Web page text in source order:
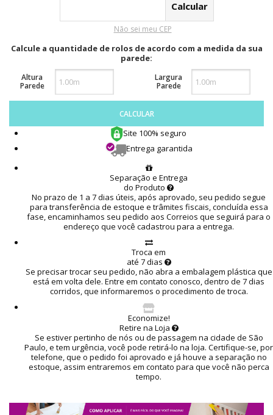
Não sei meu CEP
Calcule a quantidade de rolos de acordo com a medida da sua
parede:
Altura
Parede
Largura
Parede
CALCULAR
Site 100% seguro
Entrega garantida
Separação e Entrega
do Produto
No prazo de 1 a 7 dias úteis, após aprovado, seu pedido segue
para transferência de estoque e trâmites fiscais, concluída essa
fase, encaminhamos seu pedido aos Correios que seguirá para o
endereço que você cadastrou para a entrega.
Troca em
até 7 dias
Se precisar trocar seu pedido, não abra a embalagem plástica que
está em volta dele. Entre em contato conosco, dentro de 7 dias
corridos, que informaremos o procedimento de troca.
Economize!
Retire na Loja
Se estiver pertinho de nós ou de passagem na cidade de São
Paulo, e tem urgência, você pode retirá-lo na loja. Certifique-se, por
telefone, que o pedido foi aprovado e já houve a separação no
estoque, assim entraremos em contato para que você não perca
tempo.